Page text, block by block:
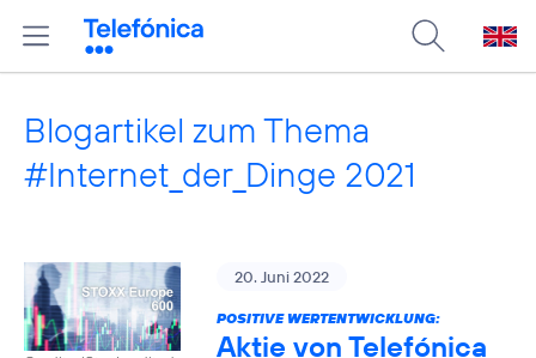
Blogartikel zum Thema
#Internet_der_Dinge 2021
20. Juni 2022
POSITIVE WERTENTWICKLUNG:
Aktie von Telefónica